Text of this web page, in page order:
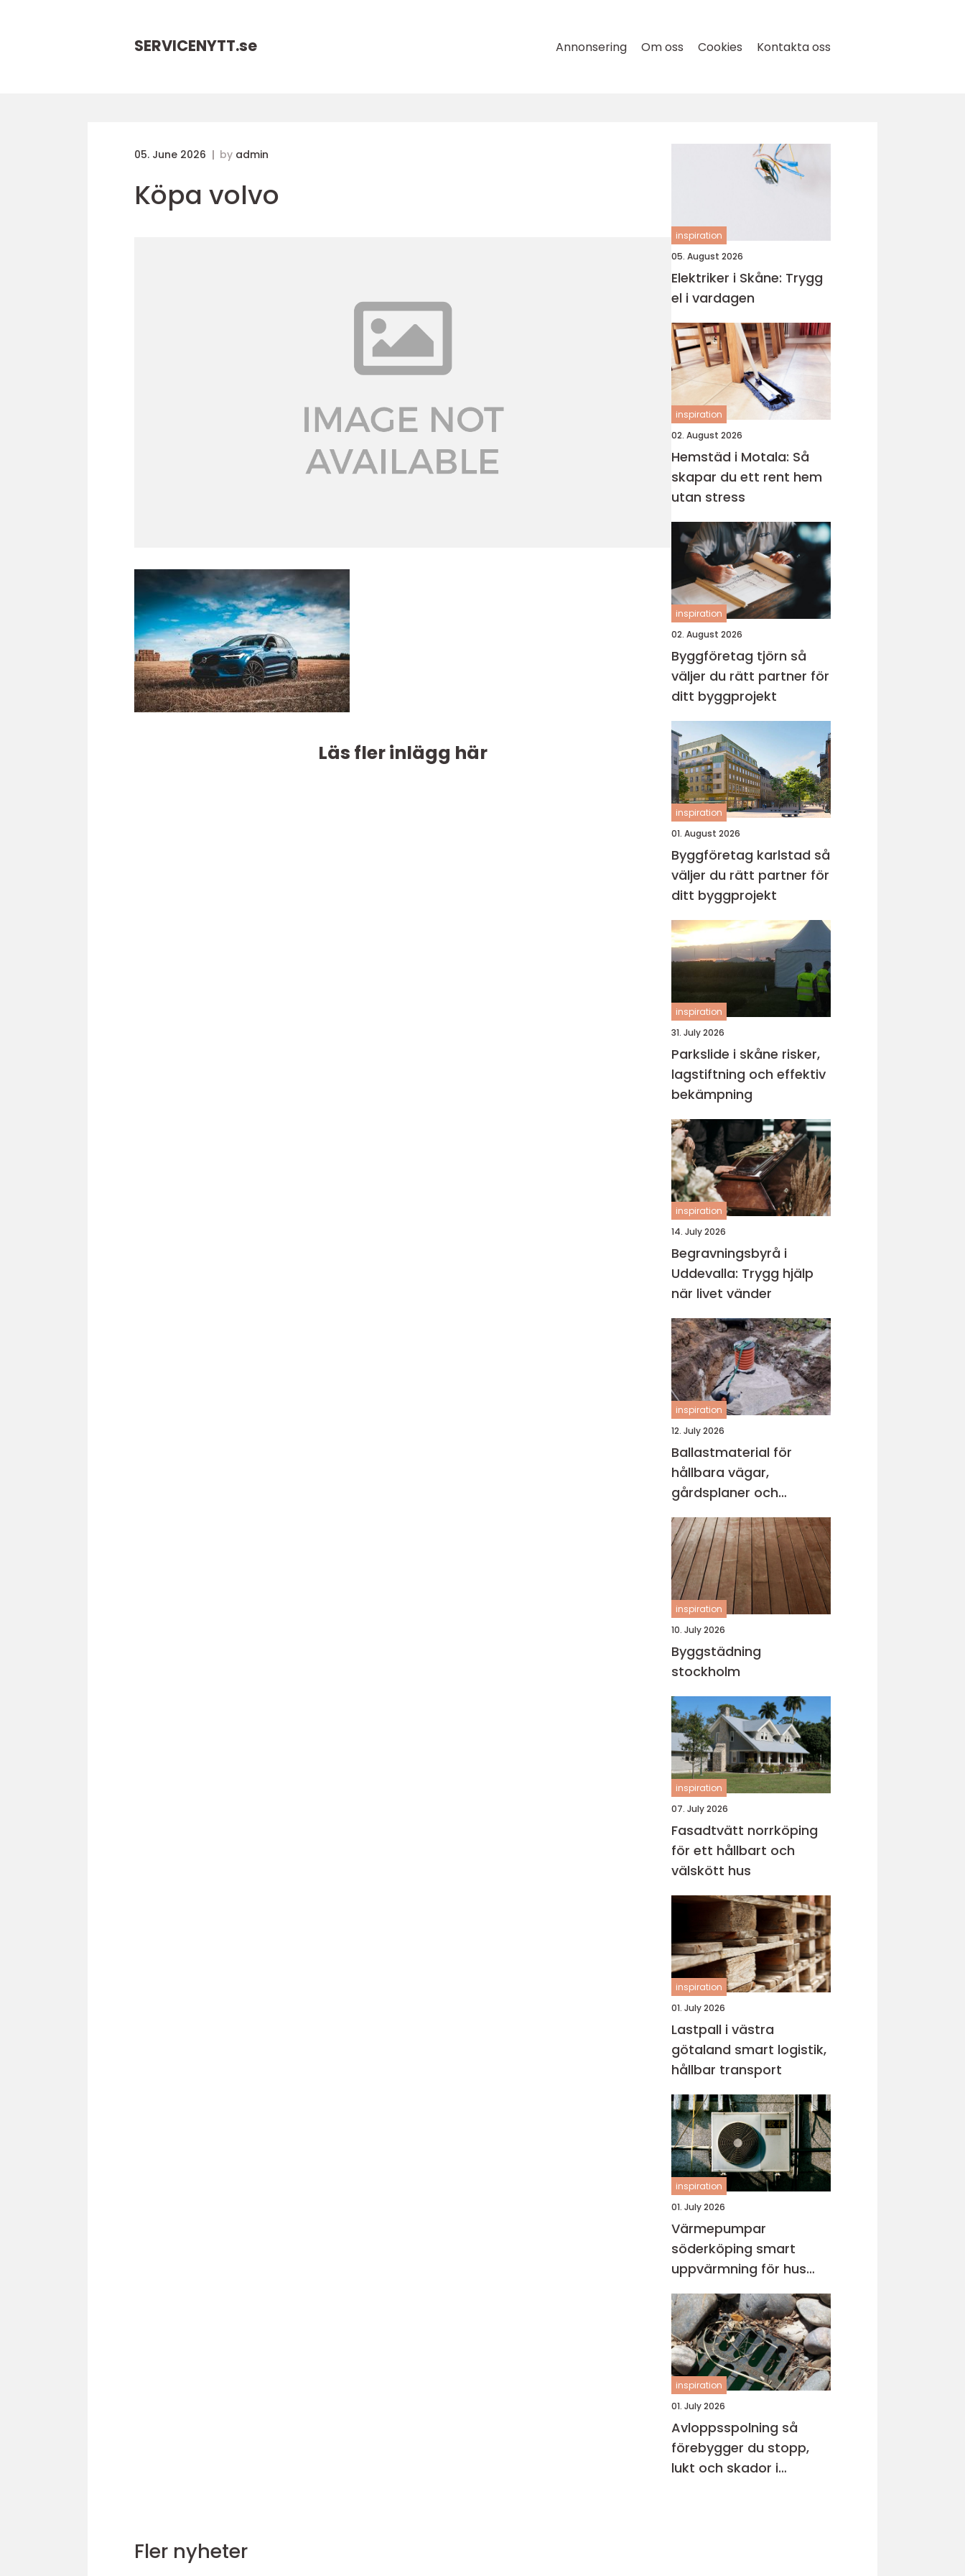
SERVICENYTT.se Annonsering Om oss Cookies Kontakta oss
05. June 2026 by admin
Köpa volvo
Läs fler inlägg här
inspiration
05. August 2026
Elektriker i Skåne: Trygg
el i vardagen
inspiration
02. August 2026
Hemstäd i Motala: Så
skapar du ett rent hem
utan stress
inspiration
02. August 2026
Byggföretag tjörn så
väljer du rätt partner för
ditt byggprojekt
inspiration
01. August 2026
Byggföretag karlstad så
väljer du rätt partner för
ditt byggprojekt
inspiration
31. July 2026
Parkslide i skåne risker,
lagstiftning och effektiv
bekämpning
inspiration
14. July 2026
Begravningsbyrå i
Uddevalla: Trygg hjälp
när livet vänder
inspiration
12. July 2026
Ballastmaterial för
hållbara vägar,
gårdsplaner och
byggprojekt
inspiration
10. July 2026
Byggstädning
stockholm
inspiration
07. July 2026
Fasadtvätt norrköping
för ett hållbart och
välskött hus
inspiration
01. July 2026
Lastpall i västra
götaland smart logistik,
hållbar transport
inspiration
01. July 2026
Värmepumpar
söderköping smart
uppvärmning för hus
och fritidsboende
inspiration
01. July 2026
Avloppsspolning så
förebygger du stopp,
lukt och skador i
Fler nyheter